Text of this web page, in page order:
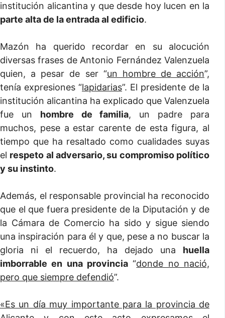
institución alicantina y que desde hoy lucen en la
parte alta de la entrada al edificio.
Mazón ha querido recordar en su alocución
diversas frases de Antonio Fernández Valenzuela
quien, a pesar de ser “un hombre de acción”,
tenía expresiones “lapidarias”. El presidente de la
institución alicantina ha explicado que Valenzuela
fue un hombre de familia, un padre para
muchos, pese a estar carente de esta figura, al
tiempo que ha resaltado como cualidades suyas
el respeto al adversario, su compromiso político
y su instinto.
Además, el responsable provincial ha reconocido
que el que fuera presidente de la Diputación y de
la Cámara de Comercio ha sido y sigue siendo
una inspiración para él y que, pese a no buscar la
gloria ni el recuerdo, ha dejado una huella
imborrable en una provincia “donde no nació,
pero que siempre defendió”.
«Es un día muy importante para la provincia de